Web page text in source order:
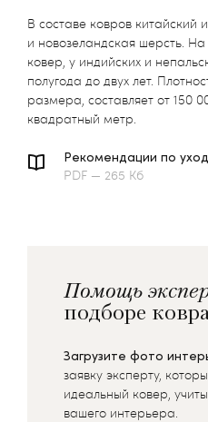
В составе ковров китайский
и новозеландская шерсть. На
ковер, у индийских и
полугода до двух лет.
размера, составляет от 150
квадратный метр.
Рекомендации по
PDF — 265 Кб
Помощь
подборе
Загрузите фото
заявку эксперту,
идеальный ковер,
вашего интерьера.